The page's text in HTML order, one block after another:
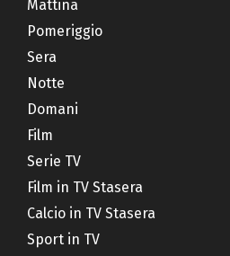
Mattina
Pomeriggio
Sera
Notte
Domani
Film
Serie TV
Film in TV Stasera
Calcio in TV Stasera
Sport in TV